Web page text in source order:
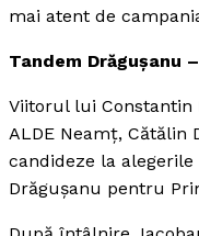
mai atent de
Tandem Drăguşanu
Viitorul lui Constantin
ALDE Neamţ, Cătălin
candideze la
Drăguşanu pentru